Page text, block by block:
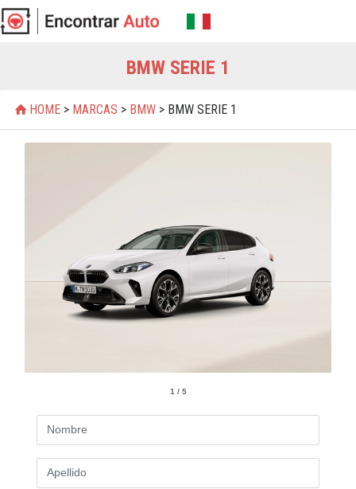
BMW SERIE 1
HOME > MARCAS > BMW > BMW SERIE 1
1 / 5